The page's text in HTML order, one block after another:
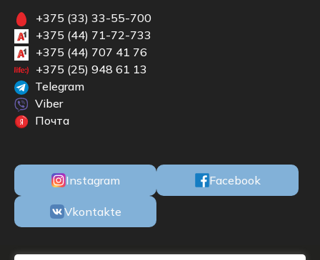
+375 (33) 33-55-700
+375 (44) 71-72-733
+375 (44) 707 41 76
+375 (25) 948 61 13
Telegram
Viber
Почта
Instagram Facebook
Vkontakte